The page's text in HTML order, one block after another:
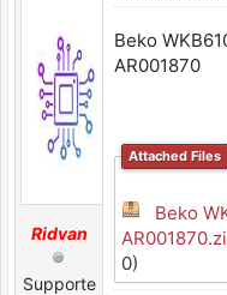
Ridvan
Supporte
Beko
AR001870
Attached Files
Beko
0)